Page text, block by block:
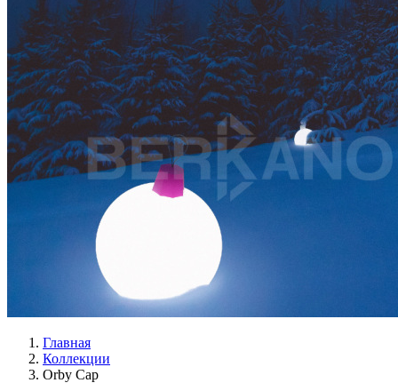
Главная
Коллекции
Orby Cap